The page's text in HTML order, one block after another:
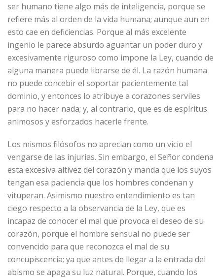
ser humano tiene algo más de inteligencia, porque se
refiere más al orden de la vida humana; aunque aun en
esto cae en deficiencias. Porque al más excelente
ingenio le parece absurdo aguantar un poder duro y
excesivamente riguroso como impone la Ley, cuando de
alguna manera puede librarse de él. La razón humana
no puede concebir el soportar pacientemente tal
dominio, y entonces lo atribuye a corazones serviles
para no hacer nada; y, al contrario, que es de espíritus
animosos y esforzados hacerle frente.
Los mismos filósofos no aprecian como un vicio el
vengarse de las injurias. Sin embargo, el Señor condena
esta excesiva altivez del corazón y manda que los suyos
tengan esa paciencia que los hombres condenan y
vituperan. Asimismo nuestro entendimiento es tan
ciego respecto a la observancia de la Ley, que es
incapaz de conocer el mal que provoca el deseo de su
corazón, porque el hombre sensual no puede ser
convencido para que reconozca el mal de su
concupiscencia; ya que antes de llegar a la entrada del
abismo se apaga su luz natural. Porque, cuando los